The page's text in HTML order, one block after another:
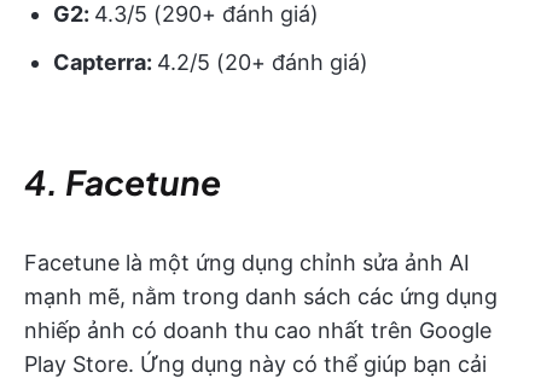
G2: 4.3/5 (290+ đánh giá)
Capterra: 4.2/5 (20+ đánh giá)
4. Facetune
Facetune là một ứng dụng chỉnh sửa ảnh AI
mạnh mẽ, nằm trong danh sách các ứng dụng
nhiếp ảnh có doanh thu cao nhất trên Google
Play Store. Ứng dụng này có thể giúp bạn cải